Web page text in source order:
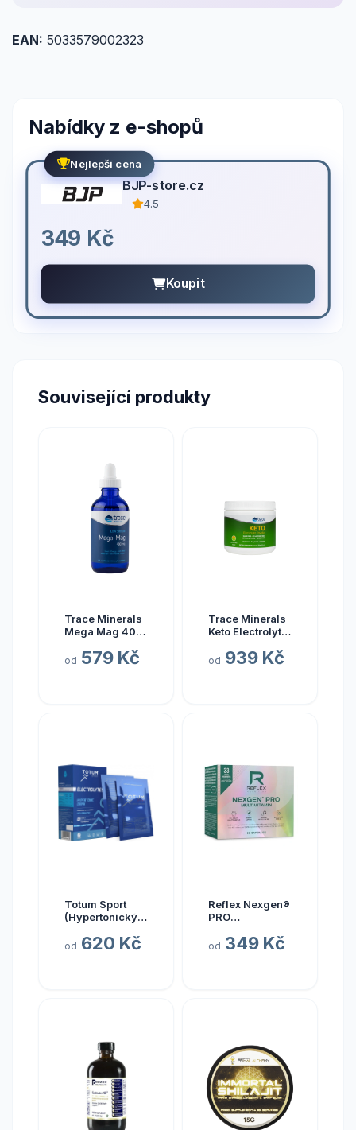
EAN: 5033579002323
Nabídky z e-shopů
Nejlepší cena
BJP-store.cz
4.5
349 Kč
Koupit
Související produkty
Trace Minerals
Mega Mag 400
elektrolyty, 118
od 579 Kč
Trace Minerals
Keto Electrolyte
elektrolyty v
od 939 Kč
Totum Sport
(Hypertonický
vody), 10 x 20
od 620 Kč
Reflex Nexgen®
PRO
NEW, 90 kapslí
od 349 Kč